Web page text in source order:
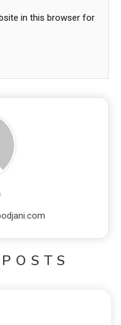
in this browser for